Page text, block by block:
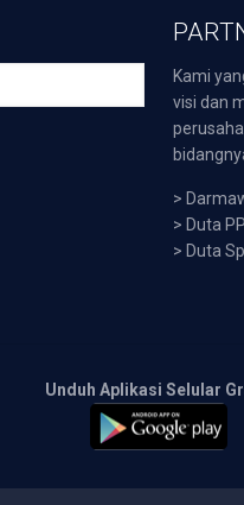
Kami
visi dan
>
> Duta
> Duta
Unduh Aplikasi Selular